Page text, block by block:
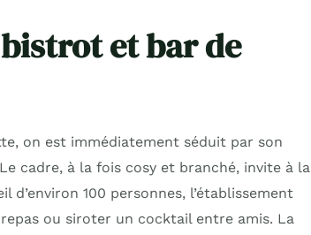
et bar de
on est immédiatement séduit par son
cadre, à la fois cosy et branché, invite à la
d’environ 100 personnes, l’établissement
ou siroter un cocktail entre amis. La